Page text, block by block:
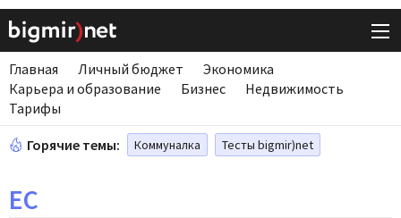
Главная Личный бюджет
Экономика
Карьера и образование
Бизнес
Недвижимость
Тарифы
Горячие темы: Коммуналка Тесты bigmir)net
ЕС